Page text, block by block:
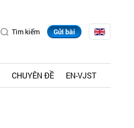
Tìm kiếm Gửi bài
CHUYÊN ĐỀ EN-VJST